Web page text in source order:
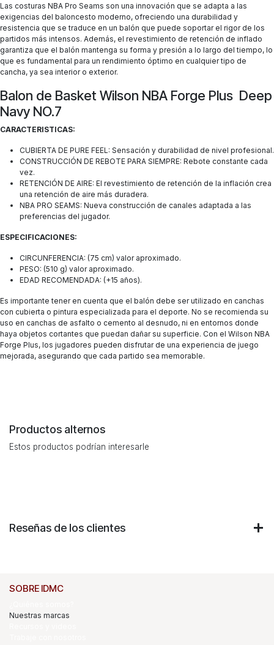
Las costuras NBA Pro Seams son una innovación que se adapta a las
exigencias del baloncesto moderno, ofreciendo una durabilidad y
resistencia que se traduce en un balón que puede soportar el rigor de los
partidos más intensos. Además, el revestimiento de retención de inflado
garantiza que el balón mantenga su forma y presión a lo largo del tiempo, lo
que es fundamental para un rendimiento óptimo en cualquier tipo de
cancha, ya sea interior o exterior.
Balon de Basket Wilson NBA Forge Plus Deep
Navy NO.7
CARACTERISTICAS:
CUBIERTA DE PURE FEEL: Sensación y durabilidad de nivel profesional.
CONSTRUCCIÓN DE REBOTE PARA SIEMPRE: Rebote constante cada
vez.
RETENCIÓN DE AIRE: El revestimiento de retención de la inflación crea
una retención de aire más duradera.
NBA PRO SEAMS: Nueva construcción de canales adaptada a las
preferencias del jugador.
ESPECIFICACIONES:
CIRCUNFERENCIA: (75 cm) valor aproximado.
PESO: (510 g) valor aproximado.
EDAD RECOMENDADA: (+15 años).
Es importante tener en cuenta que el balón debe ser utilizado en canchas
con cubierta o pintura especializada para el deporte. No se recomienda su
uso en canchas de asfalto o cemento al desnudo, ni en entornos donde
haya objetos cortantes que puedan dañar su superficie. Con el Wilson NBA
Forge Plus, los jugadores pueden disfrutar de una experiencia de juego
mejorada, asegurando que cada partido sea memorable.
Productos alternos
Estos productos podrían interesarle
Reseñas de los clientes
SOBRE IDMC
Nuestras marcas